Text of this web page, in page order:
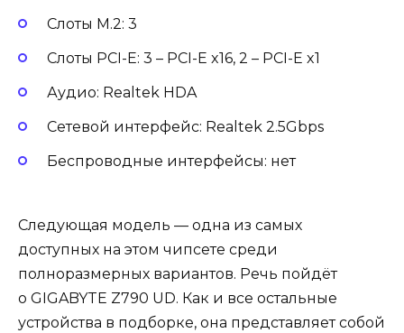
Слоты M.2: 3
Слоты PCI-E: 3 – PCI-E x16, 2 – PCI-E x1
Аудио: Realtek HDA
Сетевой интерфейс: Realtek 2.5Gbps
Беспроводные интерфейсы: нет
Следующая модель — одна из самых
доступных на этом чипсете среди
полноразмерных вариантов. Речь пойдёт
о GIGABYTE Z790 UD. Как и все остальные
устройства в подборке, она представляет собой